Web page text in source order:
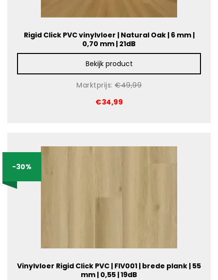
Rigid Click PVC vinylvloer | Natural Oak | 6 mm |
0,70 mm | 21dB
Bekijk product
Marktprijs: €49,99
€34,99
Vinylvloer Rigid Click PVC | FIV001 | brede plank | 55
mm | 0,55 | 19dB
-30%